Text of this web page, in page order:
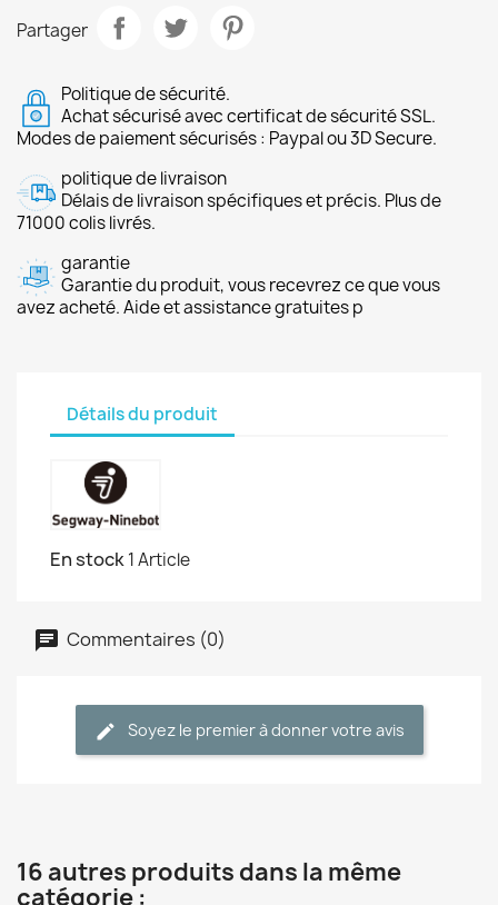
Partager
Politique de sécurité.
Achat sécurisé avec certificat de sécurité SSL.
Modes de paiement sécurisés : Paypal ou 3D Secure.
politique de livraison
Délais de livraison spécifiques et précis. Plus de
71000 colis livrés.
garantie
Garantie du produit, vous recevrez ce que vous
avez acheté. Aide et assistance gratuites p
Détails du produit
En stock1 Article
Commentaires (0)
Soyez le premier à donner votre avis
16 autres produits dans la même
catégorie :